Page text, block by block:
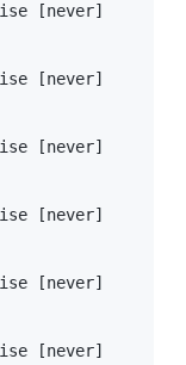
[never]
[never]
[never]
[never]
[never]
[never]